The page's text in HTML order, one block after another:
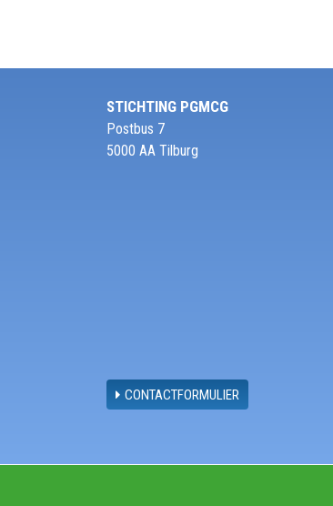
STICHTING PGMCG
Postbus 7
5000 AA Tilburg
CONTACTFORMULIER